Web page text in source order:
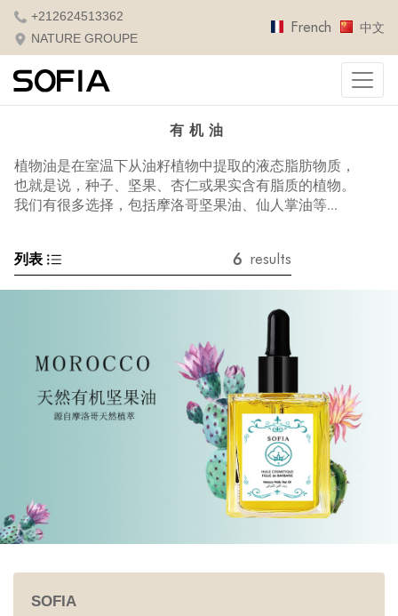
+212624513362
NATURE GROUPE
French 中文
有机油
植物油是在室温下从油籽植物中提取的液态脂肪物质，
也就是说，种子、坚果、杏仁或果实含有脂质的植物。
我们有很多选择，包括摩洛哥坚果油、仙人掌油等...
列表 6 results
SOFIA